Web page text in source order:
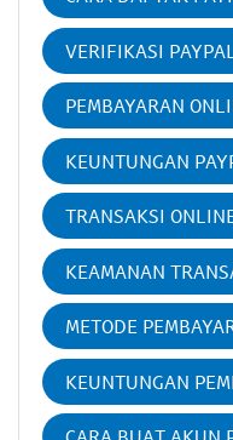
VERIFIKASI PAYPAL
PEMBAYARAN
KEUNTUNGAN
TRANSAKSI
KEAMANAN
METODE
KEUNTUNGAN